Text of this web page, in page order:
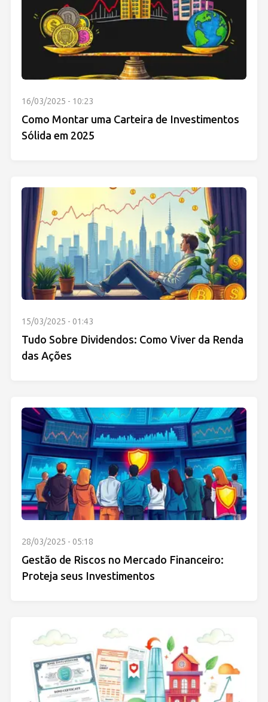
16/03/2025 - 10:23
Como Montar uma Carteira de Investimentos
Sólida em 2025
15/03/2025 - 01:43
Tudo Sobre Dividendos: Como Viver da Renda
das Ações
28/03/2025 - 05:18
Gestão de Riscos no Mercado Financeiro:
Proteja seus Investimentos